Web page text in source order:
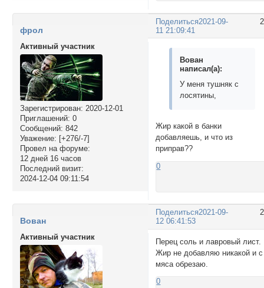
Поделиться2021-09-
11 21:09:41
фрол
Активный участник
Зарегистрирован: 2020-12-01
Приглашений: 0
Сообщений: 842
Уважение: [+276/-7]
Провел на форуме:
12 дней 16 часов
Последний визит:
2024-12-04 09:11:54
Вован
написал(а):
У меня тушняк с
лосятины,
Жир какой в банки
добавляешь, и что из
приправ??
0
Поделиться2021-09-
12 06:41:53
Вован
Активный участник
Перец соль и лавровый лист.
Жир не добавляю никакой и с
мяса обрезаю.
0